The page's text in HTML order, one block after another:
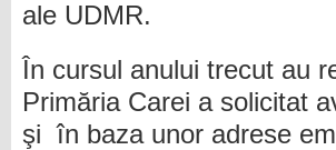
ale UDMR.
În cursul anului trecut au
Primăria Carei a solicitat
şi în baza unor adrese